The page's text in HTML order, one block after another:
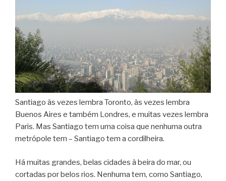
Santiago às vezes lembra Toronto, às vezes lembra
Buenos Aires e também Londres, e muitas vezes lembra
Paris. Mas Santiago tem uma coisa que nenhuma outra
metrópole tem – Santiago tem a cordilheira.
Há muitas grandes, belas cidades à beira do mar, ou
cortadas por belos rios. Nenhuma tem, como Santiago,